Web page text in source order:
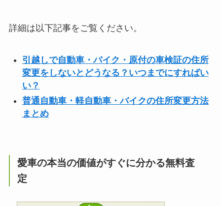
詳細は以下記事をご覧ください。
引越しで自動車・バイク・原付の車検証の住所
変更をしないとどうなる？いつまでにすればい
い？
普通自動車・軽自動車・バイクの住所変更方法
まとめ
愛車の本当の価値がすぐに分かる無料査
定